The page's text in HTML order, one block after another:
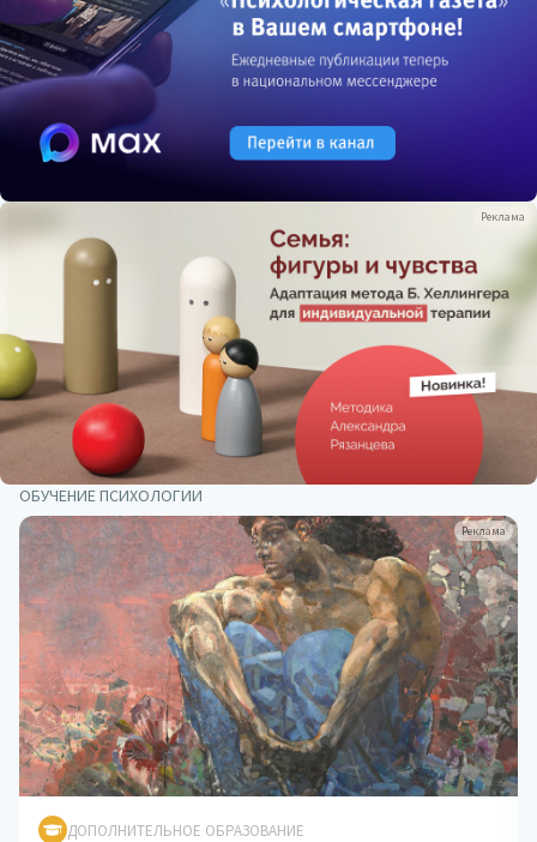
Реклама
ОБУЧЕНИЕ ПСИХОЛОГИИ
Реклама
ДОПОЛНИТЕЛЬНОЕ ОБРАЗОВАНИЕ